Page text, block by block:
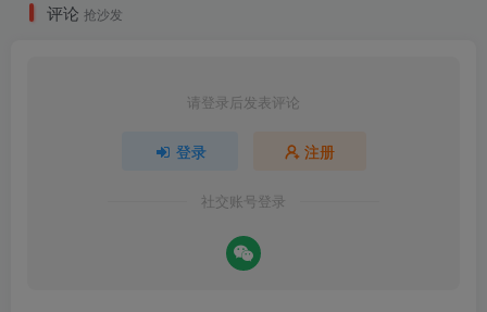
评论 抢沙发
请登录后发表评论
登录 注册
社交账号登录